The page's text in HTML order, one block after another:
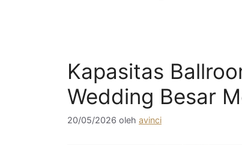
Kapasitas
Wedding Besar
20/05/2026 oleh avinci